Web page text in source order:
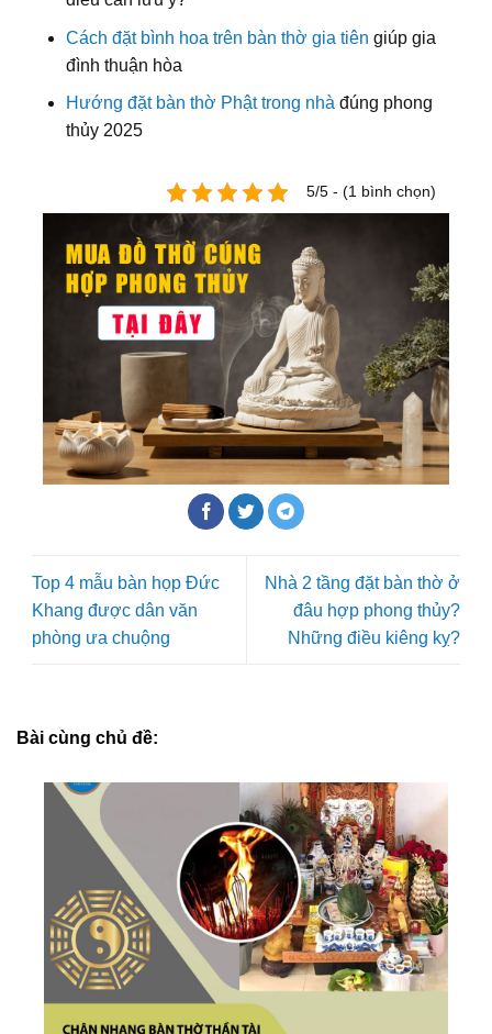
Cách đặt bình hoa trên bàn thờ gia tiên giúp gia
đình thuận hòa
Hướng đặt bàn thờ Phật trong nhà đúng phong
thủy 2025
5/5 - (1 bình chọn)
Top 4 mẫu bàn họp Đức
Khang được dân văn
phòng ưa chuộng
Nhà 2 tầng đặt bàn thờ ở
đâu hợp phong thủy?
Những điều kiêng kỵ?
Bài cùng chủ đề: